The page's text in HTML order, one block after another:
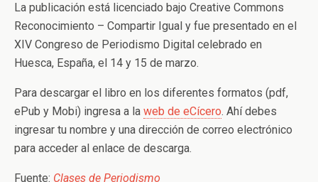
La publicación está licenciado bajo Creative Commons
Reconocimiento – Compartir Igual y fue presentado en el
XIV Congreso de Periodismo Digital celebrado en
Huesca, España, el 14 y 15 de marzo.
Para descargar el libro en los diferentes formatos (pdf,
ePub y Mobi) ingresa a la web de eCícero. Ahí debes
ingresar tu nombre y una dirección de correo electrónico
para acceder al enlace de descarga.
Fuente: Clases de Periodismo